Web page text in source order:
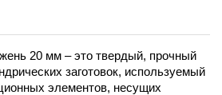
20 мм – это твердый, прочный
заготовок, используемый
элементов, несущих